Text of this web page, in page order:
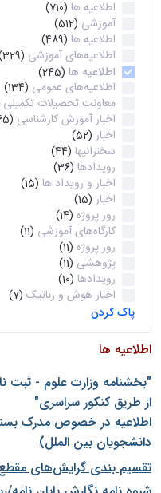
اطلاعیه ها (710)
آموزشی (512)
اطلاعیه ها (489)
اطلاعیه‌های‌ آموزشی (329)
اطلاعیه ها (245)
اطلاعیه‌های عمومی (134)
معاونت تحصیلات تکمیلی
اخبار آموزش کارشناسی (65)
اخبار (52)
سخنرانیها (44)
رویدادها (36)
اخبار و رویداد ها (15)
اخبار (15)
روز پروژه (14)
کارگاه‌های آموزشی (11)
روز پروژه (11)
پژوهشی (11)
رویدادها (10)
اخبار هوش و رباتیک (7)
پاک کردن
اطلاعیه ها
"بخشنامه وزارت علوم - ثبت
از طريق كنكور سراسری"
اطلاعیه در خصوص مدرک
دانشجویان بین الملل)
تقسیم بندی گرایش‌های